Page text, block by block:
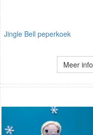
Jingle Bell peperkoek
Meer info